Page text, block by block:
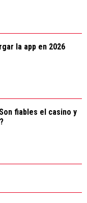
la app en 2026
fiables el casino y